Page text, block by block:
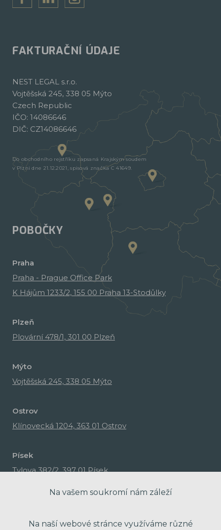
FAKTURAČNÍ ÚDAJE
NEST LEGAL s.r.o.
Vojtěšská 245, 338 05 Mýto
Czech Republic
IČO: 14086646
DIČ: CZ14086646
Do obchodního rejstříku zapsaná Krajským soudem
v Plzni dne 21.12.2021, spisová značka C 41649.
POBOČKY
Praha
Praha - Prague Office Park
K Hájům 1233/2, 155 00 Praha 13-Stodůlky
Plzeň
Plovární 478/1, 301 00 Plzeň
Mýto
Vojtěšská 245, 338 05 Mýto
Ostrov
Klínovecká 1204, 363 01 Ostrov
Písek
Tylova 382/2, 397 01 Písek
Na vašem soukromí nám záleží
Na naší webové stránce využíváme různé